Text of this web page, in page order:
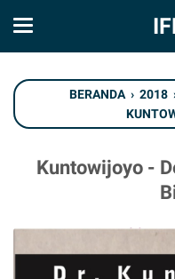
BERANDA › 2018
Kuntowijoyo -